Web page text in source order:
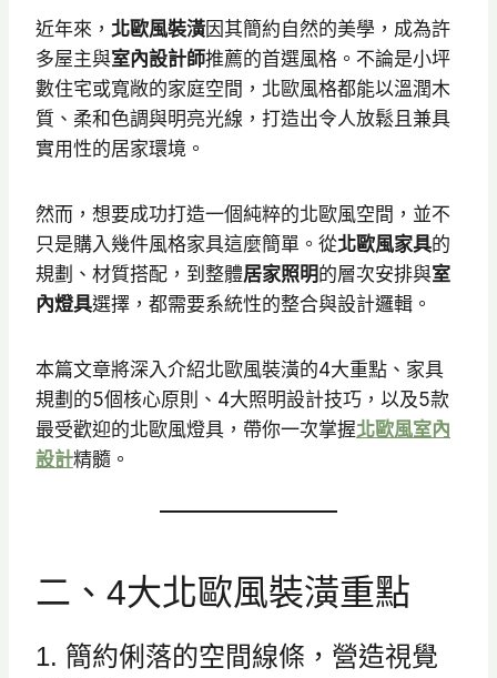
近年來， 北歐風裝潢因其簡約自然的美學，成為許
多屋主與室內設計師推薦的首選風格。不論是小坪
數住宅或寬敞的家庭空間，北歐風格都能以溫潤木
質、柔和色調與明亮光線，打造出令人放鬆且兼具
實用性的居家環境。
然而，想要成功打造一個純粹的北歐風空間，並不
只是購入幾件風格家具這麼簡單。從北歐風家具的
規劃、材質搭配，到整體居家照明的層次安排與室
內燈具選擇，都需要系統性的整合與設計邏輯。
本篇文章將深入介紹北歐風裝潢的4大重點、家具
規劃的5個核心原則、4大照明設計技巧，以及5款
最受歡迎的北歐風燈具，帶你一次掌握北歐風室內
設計精髓。
二、4大北歐風裝潢重點
1. 簡約俐落的空間線條，營造視覺